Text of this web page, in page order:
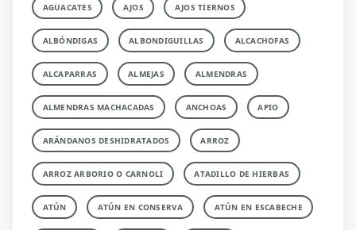
AGUACATES AJOS AJOS TIERNOS
ALBÓNDIGAS ALBONDIGUILLAS ALCACHOFAS
ALCAPARRAS ALMEJAS ALMENDRAS
ALMENDRAS MACHACADAS ANCHOAS APIO
ARÁNDANOS DESHIDRATADOS ARROZ
ARROZ ARBORIO O CARNOLI ATADILLO DE HIERBAS
ATÚN ATÚN EN CONSERVA ATÚN EN ESCABECHE